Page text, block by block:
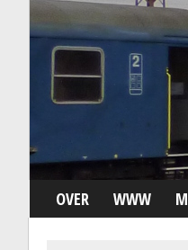
OVER WWW